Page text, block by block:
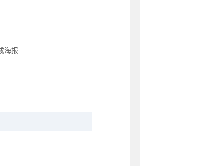
海报